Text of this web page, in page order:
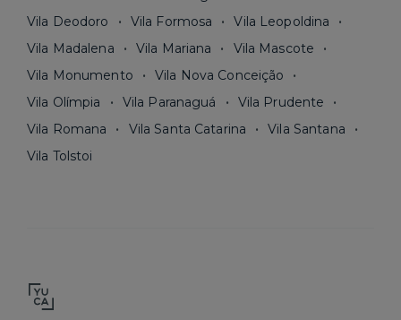
Vila Deodoro
Vila Formosa
Vila Leopoldina
Vila Madalena
Vila Mariana
Vila Mascote
Vila Monumento
Vila Nova Conceição
Vila Olímpia
Vila Paranaguá
Vila Prudente
Vila Romana
Vila Santa Catarina
Vila Santana
Vila Tolstoi